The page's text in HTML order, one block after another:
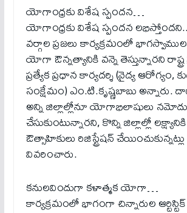
యోగాంధ్ర‌కు విశేష స్పంద‌న‌…
యోగాంధ్ర‌కు విశేష స్పంద‌న
వ‌ర్గాల ప్ర‌జ‌లు కార్య‌క్ర‌మంలో
యోగా ఔన్న‌త్యానికి వ‌న్నె తెస్తున్నార‌ని రాష్ట్ర
ప్ర‌త్యేక ప్ర‌ధాన కార్య‌ద‌ర్శి (వైద్య ఆరోగ్యం,
సంక్షేమం) ఎం.టి.కృష్ణ‌బాబు అన్నారు.
అన్ని జిల్లాల్లోనూ యోగాభిలాషులు న‌మోదు
చేసుకుంటున్నార‌ని, కొన్ని జిల్లాల్లో
ఔత్సాహికులు రిజిస్ట్రేష‌న్ చేయించుకున్న‌ట్లు
వివ‌రించారు.
క‌నుల‌విందుగా క‌ళాత్మ‌క యోగా…
కార్య‌క్ర‌మంలో భాగంగా చిన్నారుల